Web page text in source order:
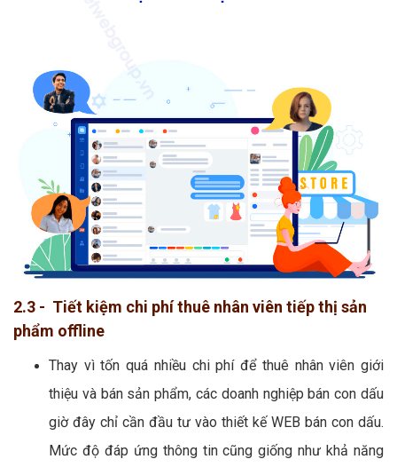
2.3 - Tiết kiệm chi phí thuê nhân viên tiếp thị sản
phẩm offline
Thay vì tốn quá nhiều chi phí để thuê nhân viên giới
thiệu và bán sản phẩm, các doanh nghiệp bán con dấu
giờ đây chỉ cần đầu tư vào thiết kế WEB bán con dấu.
Mức độ đáp ứng thông tin cũng giống như khả năng